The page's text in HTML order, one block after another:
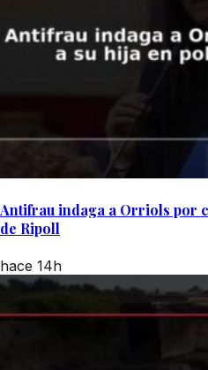
Antifrau indaga a Orriols por
de Ripoll
hace 14h